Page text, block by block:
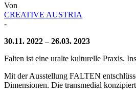
Von
CREATIVE AUSTRIA
-
30.11. 2022 – 26.03. 2023
Falten ist eine uralte kulturelle Praxis.
Mit der Ausstellung FALTEN
Dimensionen. Die transmedial